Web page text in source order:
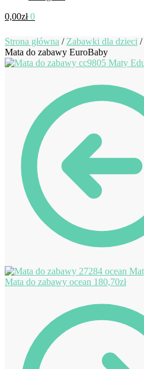
0,00zł 0
Strona główna / Zabawki dla dzieci /
Mata do zabawy EuroBaby
Mata do zabawy ocean 180,70zł